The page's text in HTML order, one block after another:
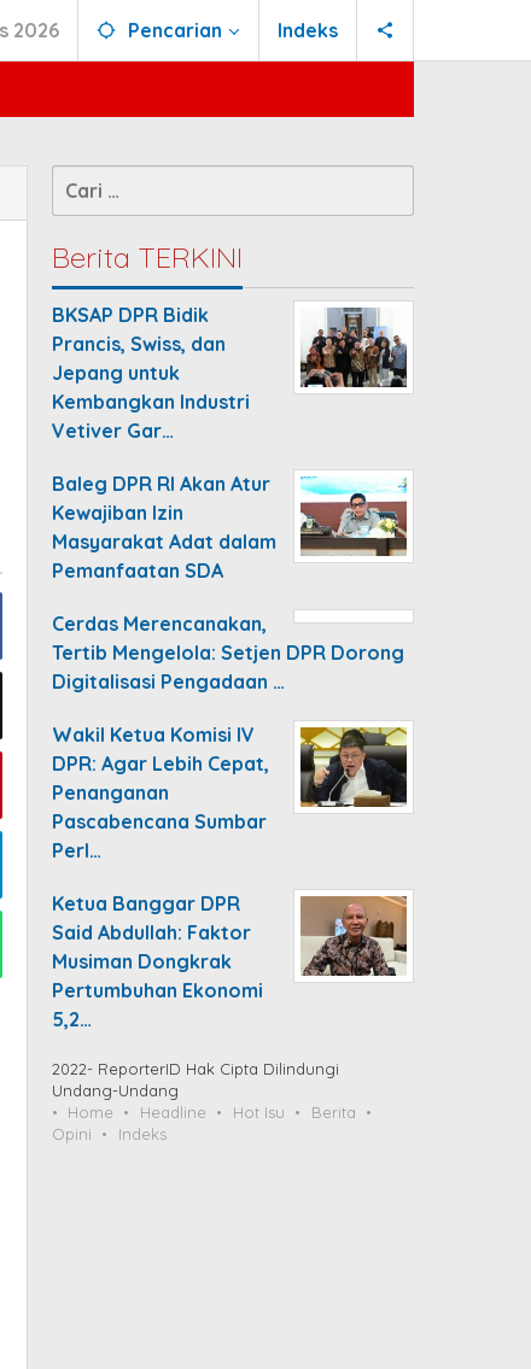
2026 Pencarian Indeks
Cari
untuk:
Berita TERKINI
BKSAP DPR Bidik
Prancis, Swiss, dan
Jepang untuk
Kembangkan Industri
Vetiver Gar…
Baleg DPR RI Akan Atur
Kewajiban Izin
Masyarakat Adat dalam
Pemanfaatan SDA
Cerdas Merencanakan,
Tertib Mengelola: Setjen DPR Dorong
Digitalisasi Pengadaan …
Wakil Ketua Komisi IV
DPR: Agar Lebih Cepat,
Penanganan
Pascabencana Sumbar
Perl…
Ketua Banggar DPR
Said Abdullah: Faktor
Musiman Dongkrak
Pertumbuhan Ekonomi
5,2…
2022- ReporterID Hak Cipta Dilindungi
Undang-Undang
Home
Headline Hot Isu
Berita
Opini
Indeks